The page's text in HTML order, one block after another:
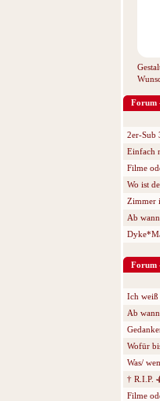
Forum
2er-Sub
Einfach
Filme
Wo ist
Zimmer
Ab
Forum
Ich weiß
Ab
Wofür
Was/
† R.I.P.
Filme